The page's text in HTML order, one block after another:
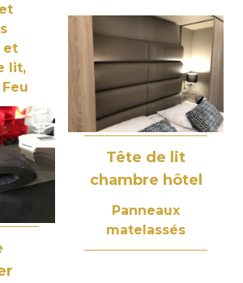
et
lit,
Tête de lit
chambre hôtel
Panneaux
matelassés